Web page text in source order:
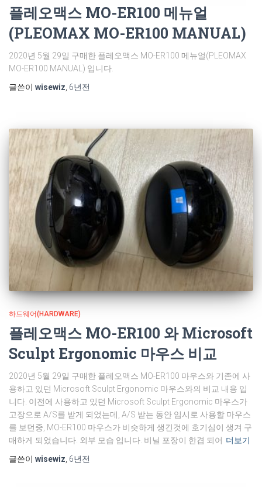
플레오맥스 MO-ER100 메뉴얼
(PLEOMAX MO-ER100 MANUAL)
2020년 5월 29일 구매한 플레오맥스 MO-ER100 메뉴얼(PLEOMAX
MO-ER100 MANUAL) 입니다.
글쓴이 wisewiz 6년전
하드웨어(HARDWARE)
플레오맥스 MO-ER100 와 Microsoft
Sculpt Ergonomic 마우스 비교
2020년 5월 29일 구매한 플레오맥스 MO-ER100 마우스와 기존에 사
용하고 있던 Microsoft Sculpt Ergonomic 마우스와의 비교 내용 입
니다. 이전에 사용하고 있던 Microsoft Sculpt Ergonomic 마우스가
고장으로 A/S를 받게 되었는데, A/S 받는 동안 임시로 사용할 마우스
를 보던중, MO-ER100 마우스가 비슷하게 생긴것에 호기심이 생겨 구
매하게 되었습니다. 외부 모습 입니다. 비닐 포장이 한겹 되어 더보기
글쓴이 wisewiz, 6년전